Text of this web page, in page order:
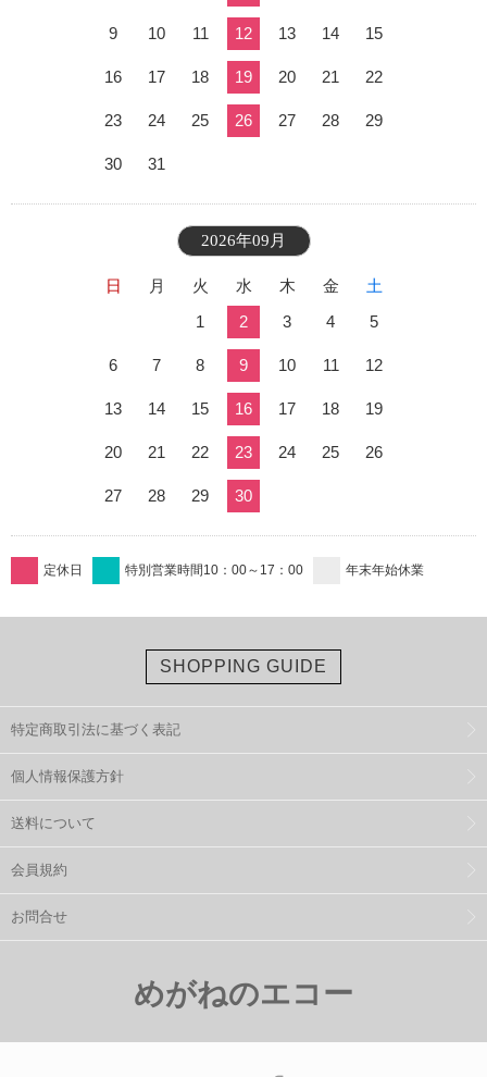
9 10 11 12 13 14 15
16 17 18 19 20 21 22
23 24 25 26 27 28 29
30 31
2026年09月
日 月 火 水 木 金
土
1
2 3 4 5
6 7 8 9 10 11 12
13 14 15 16 17 18 19
20 21 22 23 24 25 26
27 28 29 30
定休日 特別営業時間10：00～17：00 年末年始休業
SHOPPING GUIDE
特定商取引法に基づく表記
個人情報保護方針
送料について
会員規約
お問合せ
めがねのエコー